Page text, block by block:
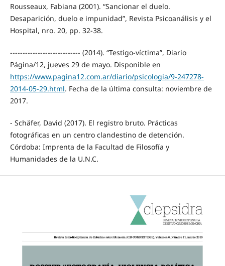
Rousseaux, Fabiana (2001). “Sancionar el duelo.
Desaparición, duelo e impunidad”, Revista Psicoanálisis y el
Hospital, nro. 20, pp. 32-38.
---------------------------- (2014). “Testigo-víctima”, Diario
Página/12, jueves 29 de mayo. Disponible en
https://www.pagina12.com.ar/diario/psicologia/9-247278-
2014-05-29.html. Fecha de la última consulta: noviembre de
2017.
- Schäfer, David (2017). El registro bruto. Prácticas
fotográficas en un centro clandestino de detención.
Córdoba: Imprenta de la Facultad de Filosofía y
Humanidades de la U.N.C.